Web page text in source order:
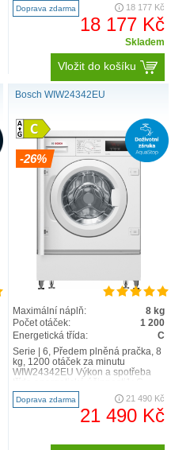
Doprava zdarma 18 177 Kč
18 177 Kč
Skladem
Vložit do košíku
Bosch WIW24342EU
-26%
Maximální náplň:
8 kg
Počet otáček:
1 200
Energetická třída:
C
Serie | 6, Předem plněná pračka, 8
kg, 1200 otáček za minutu
WIW24342EU Výkon a spotřeba
energie2 / voda3: 62 ..
Doprava zdarma 21 490 Kč
21 490 Kč